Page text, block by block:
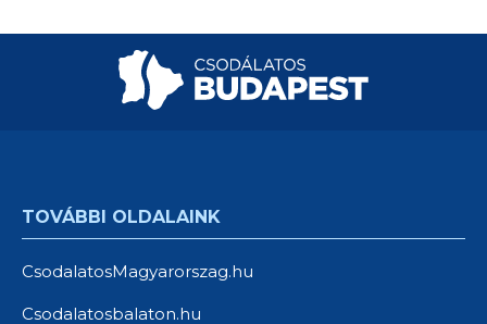
TOVÁBBI OLDALAINK
CsodalatosMagyarorszag.hu
Csodalatosbalaton.hu